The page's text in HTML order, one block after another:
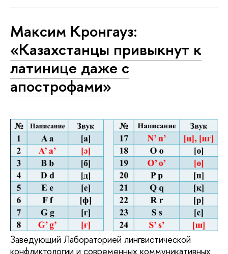
Максим Кронгауз:
«Казахстанцы привыкнут к
латинице даже с
апострофами»
Заведующий Лабораторией лингвистической
конфликтологии и современных коммуникативных